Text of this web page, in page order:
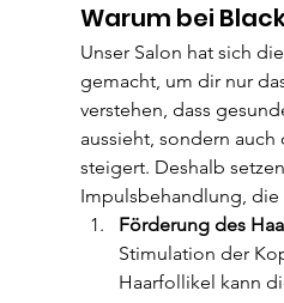
Warum bei
Unser Salon hat sich
gemacht, um dir nur
verstehen, dass
aussieht, sondern
steigert. Deshalb
Impulsbehandlung,
Förderung des
Stimulation der
Haarfollikel kann